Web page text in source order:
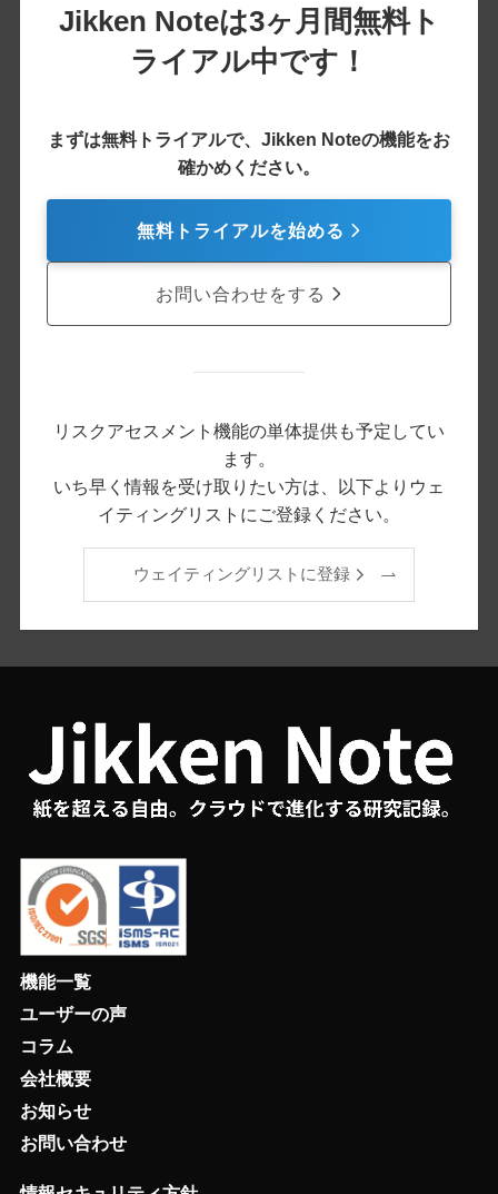
Jikken Noteは3ヶ月間無料ト
ライアル中です！
まずは無料トライアルで、Jikken Noteの機能をお
確かめください。
無料トライアルを始める
お問い合わせをする
リスクアセスメント機能の単体提供も予定してい
ます。
いち早く情報を受け取りたい方は、以下よりウェ
イティングリストにご登録ください。
ウェイティングリストに登録
機能一覧
ユーザーの声
コラム
会社概要
お知らせ
お問い合わせ